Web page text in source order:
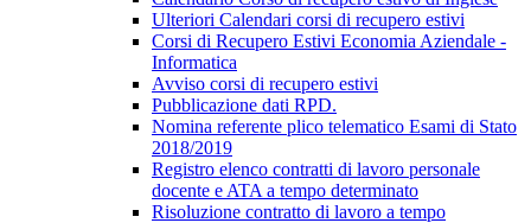
Ulteriori Calendari corsi di recupero estivi
Corsi di Recupero Estivi Economia Aziendale -
Informatica
Avviso corsi di recupero estivi
Pubblicazione dati RPD.
Nomina referente plico telematico Esami di Stato
2018/2019
Registro elenco contratti di lavoro personale
docente e ATA a tempo determinato
Risoluzione contratto di lavoro a tempo